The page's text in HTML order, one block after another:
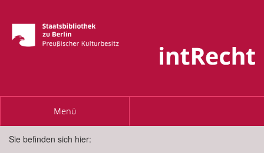
Toggle
Menü
Sie befinden sich hier: